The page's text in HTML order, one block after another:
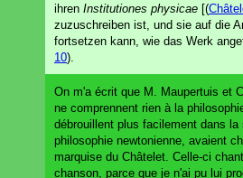
ihren Institutiones physicae [(
zuzuschreiben ist, und sie auf die
fortsetzen kann, wie das Werk
10).
On m'a écrit que M. Maupertuis et
ne comprennent rien à la
débrouillent plus facilement dans la
philosophie newtonienne, avaient
marquise du Châtelet. Celle-ci
chanson, parce que je n'ai pu lui